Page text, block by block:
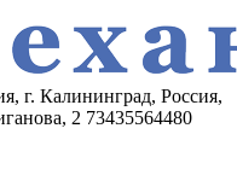
г. Калининград, Россия,
2 73435564480